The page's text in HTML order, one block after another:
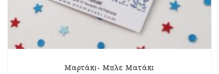
Μαρτάκι- Μπλε Ματάκι